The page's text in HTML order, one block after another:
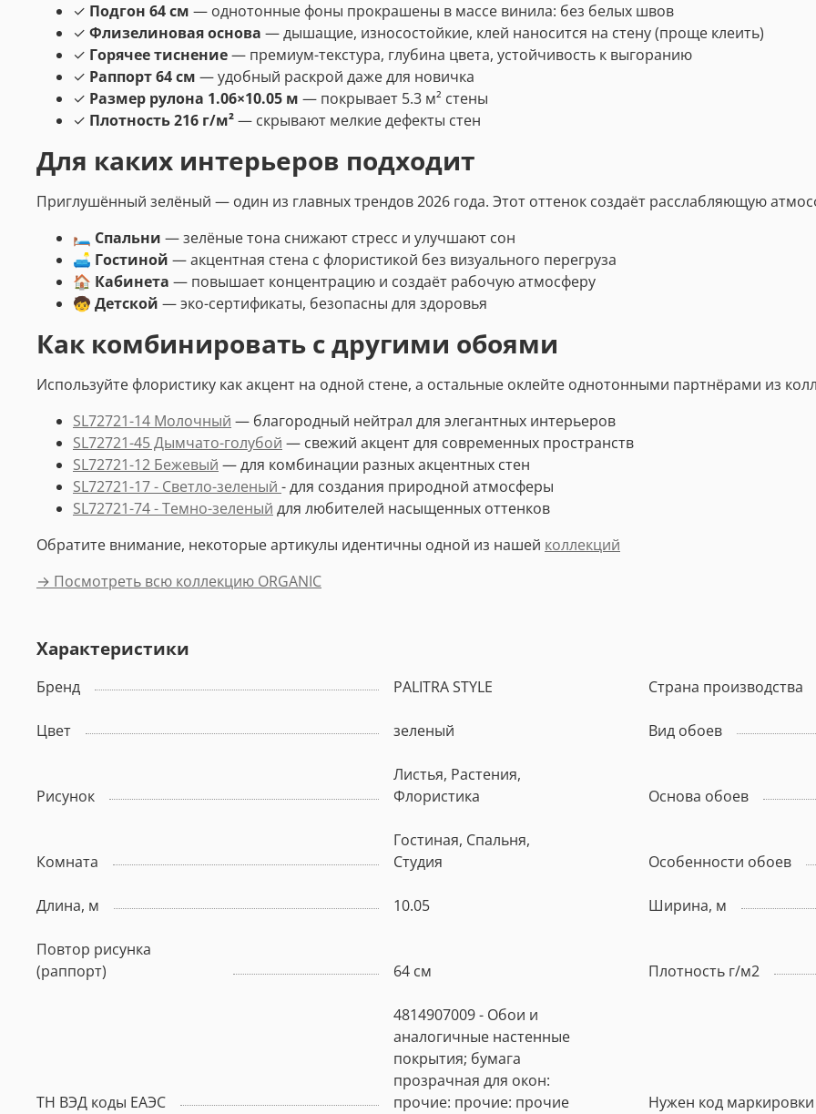
✓ Подгон 64 см — однотонные фоны прокрашены в массе винила: без белых швов
✓ Флизелиновая основа — дышащие, износостойкие, клей наносится на стену (проще клеить)
✓ Горячее тиснение— премиум-текстура, глубина цвета, устойчивость к выгоранию
✓ Раппорт 64 см — удобный раскрой даже для новичка
✓ Размер рулона 1.06×10.05 м — покрывает 5.3 м² стены
✓ Плотность 216 г/м²— скрывают мелкие дефекты стен
Для каких интерьеров подходит
Приглушённый зелёный — один из главных трендов 2026 года. Этот оттенок создаёт расслабляющую
🛏️ Спальни — зелёные тона снижают стресс и улучшают сон
🛋️ Гостиной — акцентная стена с флористикой без визуального перегруза
🏠 Кабинета — повышает концентрацию и создаёт рабочую атмосферу
🧒 Детской — эко-сертификаты, безопасны для здоровья
Как комбинировать с другими обоями
Используйте флористику как акцент на одной стене, а остальные оклейте однотонными партнёрами из
SL72721-14 Молочный — благородный нейтрал для элегантных интерьеров
SL72721-45 Дымчато-голубой — свежий акцент для современных пространств
SL72721-12 Бежевый — для комбинации разных акцентных стен
SL72721-17 - Светло-зеленый - для создания природной атмосферы
SL72721-74 - Темно-зеленый для любителей насыщенных оттенков
Обратите внимание, некоторые артикулы идентичны одной из нашей коллекций
→ Посмотреть всю коллекцию ORGANIC
Характеристики
Бренд PALITRA STYLE Страна производства
Цвет зеленый Вид обоев
Рисунок
Листья, Растения,
Флористика
Основа обоев
Комната
Гостиная, Спальня,
Студия
Особенности обоев
Длина, м 10.05 Ширина, м
Повтор рисунка
(раппорт)
64 см Плотность г/м2
ТН ВЭД коды ЕАЭС
4814907009 - Обои и
аналогичные настенные
покрытия; бумага
прозрачная для окон:
прочие: прочие: прочие
Нужен код маркировки